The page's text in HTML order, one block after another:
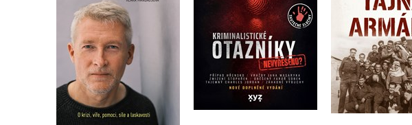
Do košíku
399 Kč
319 Kč
Do košíku
279 Kč
Do košíku
375 Kč